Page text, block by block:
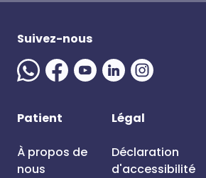
Suivez-nous
Patient
À propos de
nous
Légal
Déclaration
d'accessibilité